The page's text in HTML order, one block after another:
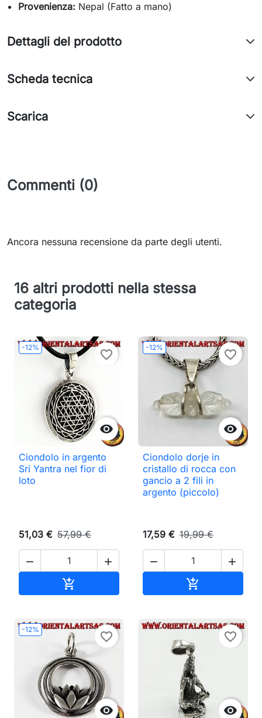
Provenienza: Nepal (Fatto a mano)
Dettagli del prodotto
Scheda tecnica
Scarica
Commenti (0)
Ancora nessuna recensione da parte degli utenti.
16 altri prodotti nella stessa
categoria
-12%

favorite_border
Ciondolo in argento
Sri Yantra nel fior di
loto
51,03 € 57,99 €
 

-12%

favorite_border
Ciondolo dorje in
cristallo di rocca con
gancio a 2 fili in
argento (piccolo)
17,59 € 19,99 €
 

-12%

favorite_border

favorite_border